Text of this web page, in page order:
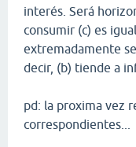
interés. Será
consumir (c) es
extremadamente
decir, (b) tiende a
pd: la proxima vez
correspondientes...